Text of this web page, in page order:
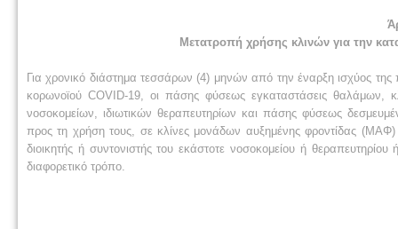
Μετατροπή χρήσης κλινών για την
Για χρονικό διάστημα τεσσάρων (4) μηνών από την έναρξη ισχύος
κορωνοϊού COVID-19, οι πάσης φύσεως εγκαταστάσεις θαλάμων,
νοσοκομείων, ιδιωτικών θεραπευτηρίων και πάσης φύσεως
προς τη χρήση τους, σε κλίνες μονάδων αυξημένης φροντίδας
διοικητής ή συντονιστής του εκάστοτε νοσοκομείου ή
διαφορετικό τρόπο.